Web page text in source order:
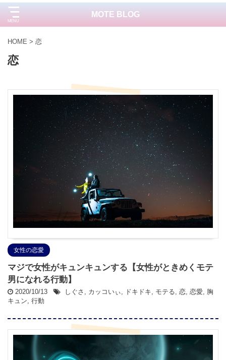
MOTE BLOG
HOME > 恋
恋
女性の恋愛
マジで女性がキュンキュンする【女性がときめくモテ
男になれる行動】
2020/10/13 しぐさ カッコいぃ ドキドキ モテる 恋 恋愛
胸
キュン 行動